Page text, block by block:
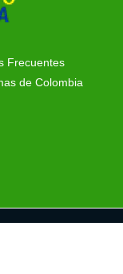
Frecuentes
de Colombia